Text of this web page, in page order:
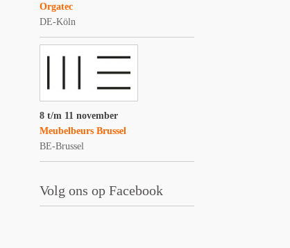
Orgatec
DE-Köln
8 t/m 11 november
Meubelbeurs Brussel
BE-Brussel
Volg ons op Facebook